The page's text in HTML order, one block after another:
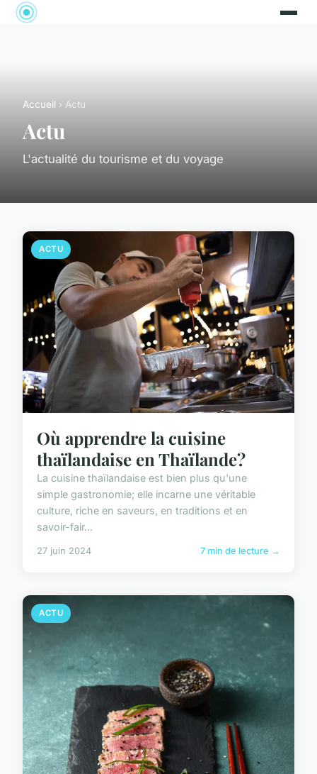
Accueil › Actu
Actu
L'actualité du tourisme et du voyage
ACTU
Où apprendre la cuisine
thaïlandaise en Thaïlande?
La cuisine thaïlandaise est bien plus qu'une
simple gastronomie; elle incarne une véritable
culture, riche en saveurs, en traditions et en
savoir-fair...
27 juin 2024 7 min de lecture →
ACTU